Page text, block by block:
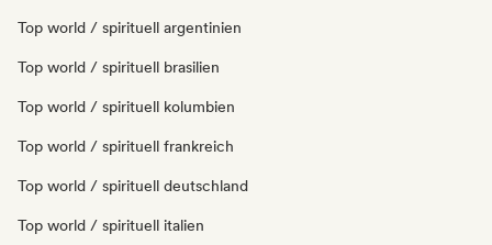
Top world / spirituell argentinien
Top world / spirituell brasilien
Top world / spirituell kolumbien
Top world / spirituell frankreich
Top world / spirituell deutschland
Top world / spirituell italien